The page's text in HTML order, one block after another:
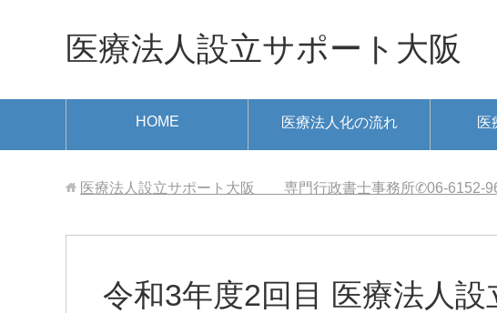
医療法人設立サポート大
HOME 医療法人化の流れ 医
医療法人設立サポート大阪 専門行政書士事務所✆06-6152-
令和3年度2回目 医療法人